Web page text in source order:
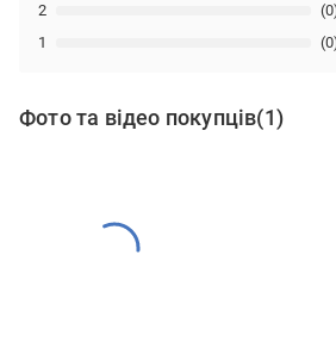
1
2
Фото та відео покупців(1)